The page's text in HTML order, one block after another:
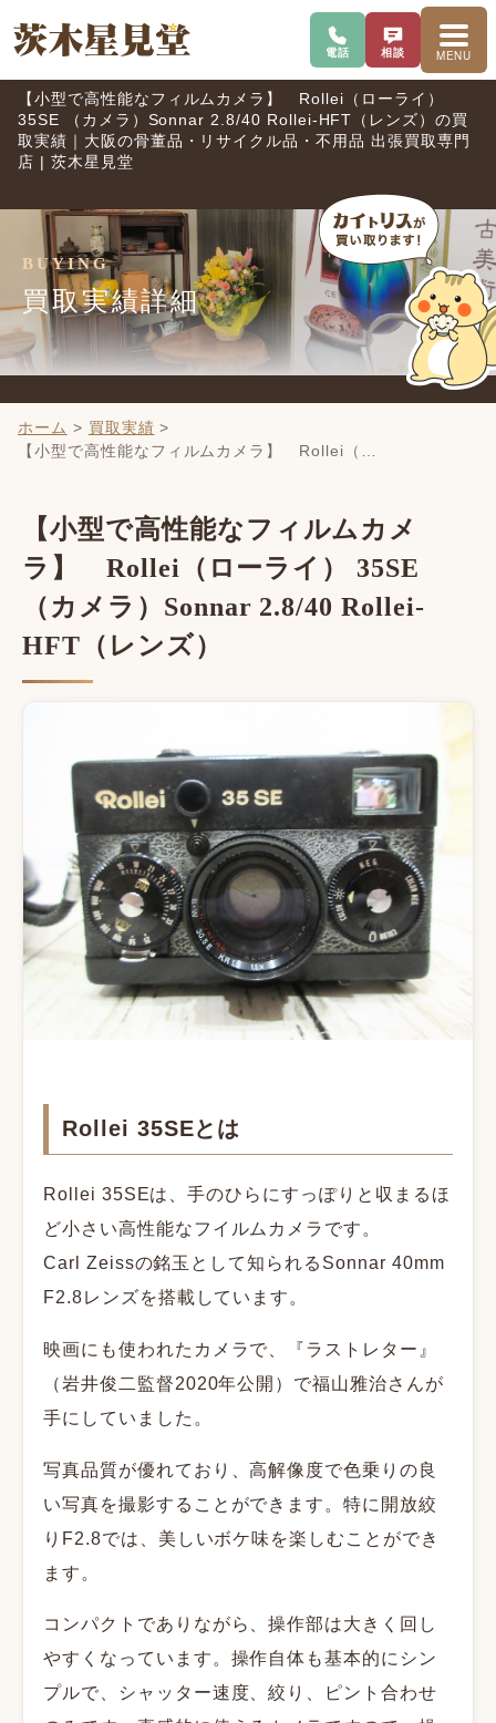
電話で問い合わせ
電話 査定を相談
相談 MENUメニ
【小型で高性能なフィルムカメラ】 Rollei（ローライ）
35SE （カメラ）Sonnar 2.8/40 Rollei-HFT（レンズ）の買
取実績｜大阪の骨董品・リサイクル品・不用品 出張買取専門
店 | 茨木星見堂
BUYING
買取実績詳細
ホーム > 買取実績 >
【小型で高性能なフィルムカメラ】 Rollei（…
【小型で高性能なフィルムカメ
ラ】 Rollei（ローライ） 35SE
（カメラ）Sonnar 2.8/40 Rollei-
HFT（レンズ）
Rollei 35SEとは
Rollei 35SEは、手のひらにすっぽりと収まるほ
ど小さい高性能なフイルムカメラです。
Carl Zeissの銘玉として知られるSonnar 40mm
F2.8レンズを搭載しています。
映画にも使われたカメラで、『ラストレター』
（岩井俊二監督2020年公開）で福山雅治さんが
手にしていました。
写真品質が優れており、高解像度で色乗りの良
い写真を撮影することができます。特に開放絞
りF2.8では、美しいボケ味を楽しむことができ
ます。
コンパクトでありながら、操作部は大きく回し
やすくなっています。操作自体も基本的にシン
プルで、シャッター速度、絞り、ピント合わせ